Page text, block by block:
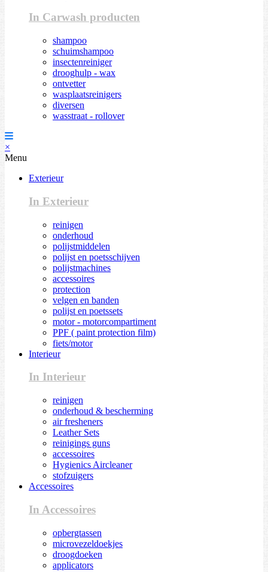
In Carwash producten
shampoo
schuimshampoo
insectenreiniger
drooghulp - wax
ontvetter
wasplaatsreinigers
diversen
wasstraat - rollover
×
Menu
Exterieur
In Exterieur
reinigen
onderhoud
polijstmiddelen
polijst en poetsschijven
polijstmachines
accessoires
protection
velgen en banden
polijst en poetssets
motor - motorcompartiment
PPF ( paint protection film)
fiets/motor
Interieur
In Interieur
reinigen
onderhoud & bescherming
air fresheners
Leather Sets
reinigings guns
accessoires
Hygienics Aircleaner
stofzuigers
Accessoires
In Accessoires
opbergtassen
microvezeldoekjes
droogdoeken
applicators